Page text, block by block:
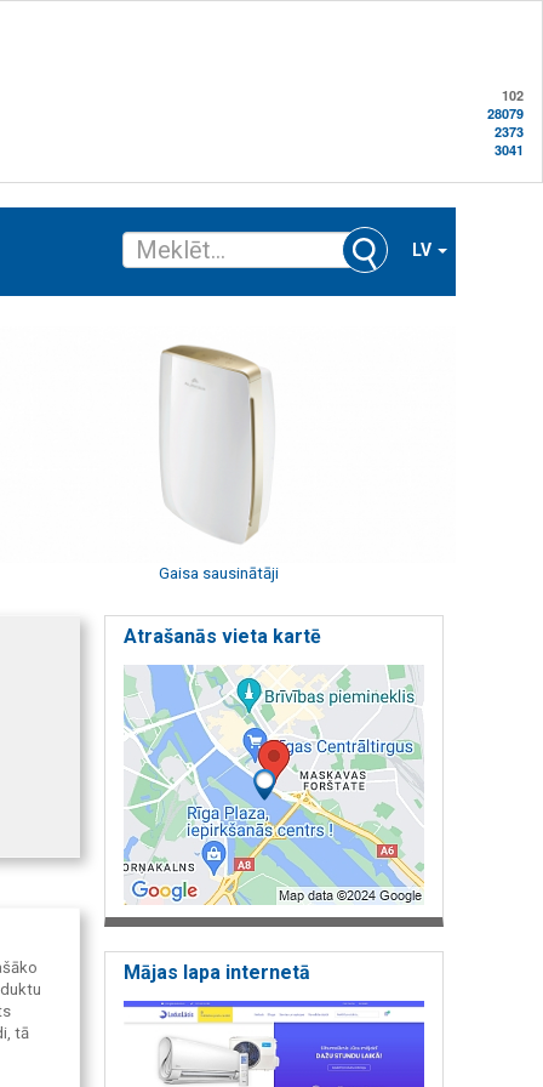
102
28079
2373
3041
LV
Gaisa sausinātāji
tā
Atrašanās vieta kartē
Mājas lapa internetā